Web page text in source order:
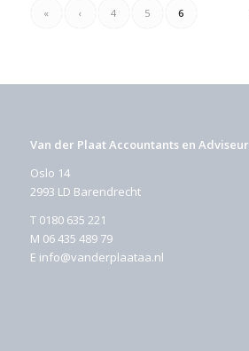
« ‹ 4 5 6
Van der Plaat Accountants en
Oslo 14
2993 LD Barendrecht
T 0180 635 221
M 06 435 489 79
E info@vanderplaataa.nl